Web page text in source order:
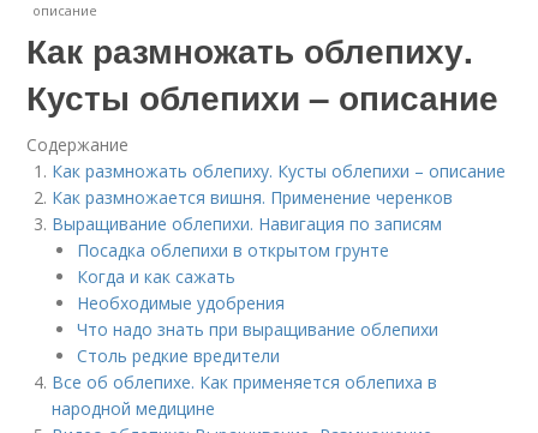
описание
Как размножать облепиху.
Кусты облепихи – описание
Содержание
Как размножать облепиху. Кусты облепихи – описание
Как размножается вишня. Применение черенков
Выращивание облепихи. Навигация по записям
Посадка облепихи в открытом грунте
Когда и как сажать
Необходимые удобрения
Что надо знать при выращивание облепихи
Столь редкие вредители
Все об облепихе. Как применяется облепиха в
народной медицине